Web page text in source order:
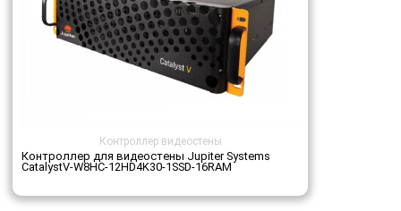
Контроллер видеостены
Контроллер для видеостены Jupiter Systems
CatalystV-W8HC-12HD4K30-1SSD-16RAM